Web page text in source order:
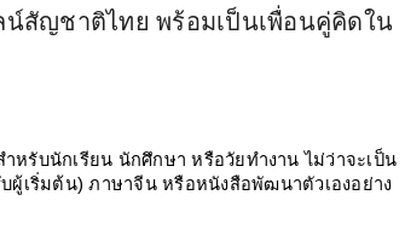
น์สัญชาติไทย พร้อมเป็นเพื่อนคู่คิดใน
รับนักเรียน นักศึกษา หรือวัยทำงาน ไม่ว่าจะเป็น
ผู้เริ่มต้น) ภาษาจีน หรือหนังสือพัฒนาตัวเองอย่าง